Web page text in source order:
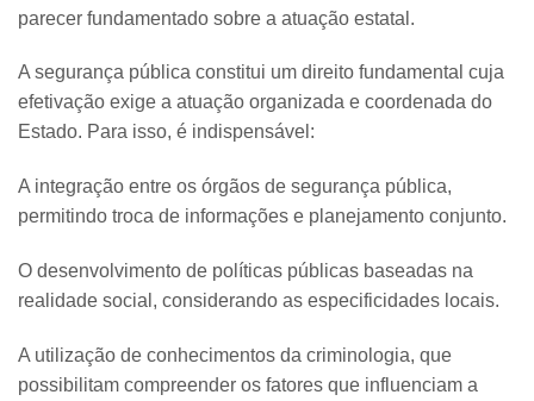
parecer fundamentado sobre a atuação estatal.
A segurança pública constitui um direito fundamental cuja
efetivação exige a atuação organizada e coordenada do
Estado. Para isso, é indispensável:
A integração entre os órgãos de segurança pública,
permitindo troca de informações e planejamento conjunto.
O desenvolvimento de políticas públicas baseadas na
realidade social, considerando as especificidades locais.
A utilização de conhecimentos da criminologia, que
possibilitam compreender os fatores que influenciam a